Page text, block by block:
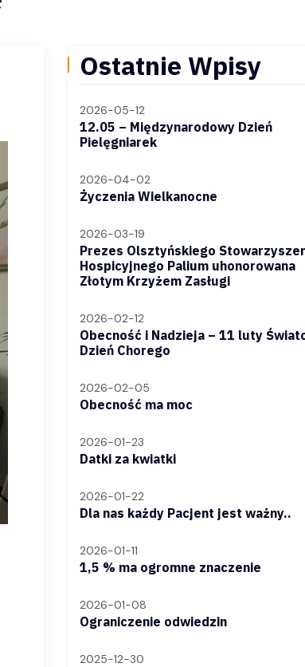
Ostatnie Wpisy
2026-05-12
12.05 – Międzynarodowy Dzień
Pielęgniarek
2026-04-02
Życzenia Wielkanocne
2026-03-19
Prezes Olsztyńskiego
Hospicyjnego Palium uhonorowana
Złotym Krzyżem Zasługi
2026-02-12
Obecność i Nadzieja – 11 luty
Dzień Chorego
2026-02-05
Obecność ma moc
2026-01-23
Datki za kwiatki
2026-01-22
Dla nas każdy Pacjent jest ważny..
2026-01-11
1,5 % ma ogromne znaczenie
2026-01-08
Ograniczenie odwiedzin
2025-12-30